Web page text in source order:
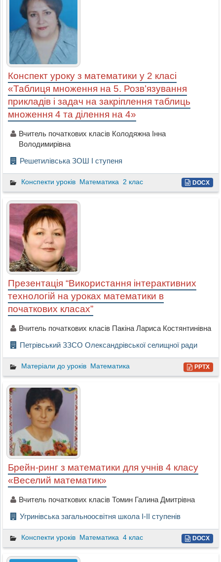
Конспект уроку з математики у 2 класі
«Таблиця множення на 5. Розв’язування
прикладів і задач на закріплення таблиць
множення 4 та ділення на 4»
Вчитель початкових класів Колодяжна Інна
Володимирівна
Решетилівська ЗОШ I ступеня
Конспекти уроків Математика 2 клас DOCX
Презентація “Використання інтерактивних
технологій на уроках математики в
початкових класах”
Вчитель початкових класів Пакіна Лариса Костянтинівна
Петрівський ЗЗСО Олександрівської селищної ради
Матеріали до уроків Математика PPTX
Брейн-ринг з математики для учнів 4 класу
«Веселий математик»
Вчитель початкових класів Томин Галина Дмитрівна
Угринівська загальноосвітня школа І-ІІ ступенів
Конспекти уроків Математика 4 клас DOCX